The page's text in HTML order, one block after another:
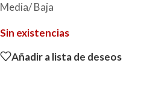
Media/ Baja
Sin existencias
Añadir a lista de deseos